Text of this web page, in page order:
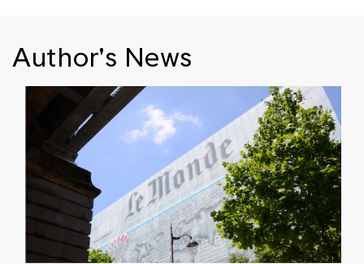
Author's News